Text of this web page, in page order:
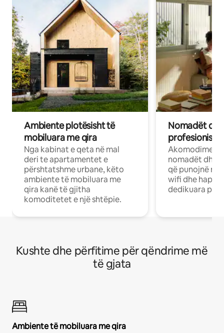
Ambiente plotësisht të
mobiluara me qira
Nga kabinat e qeta në mal
deri te apartamentet e
përshtatshme urbane, këto
ambiente të mobiluara me
qira kanë të gjitha
komoditetet e një shtëpie.
Nomadët
Akomodime
nomadët dhe
që punojnë në
wifi dhe
dedikuara
Kushte dhe përfitime për qëndrime më
të gjata
Ambiente të mobiluara me qira